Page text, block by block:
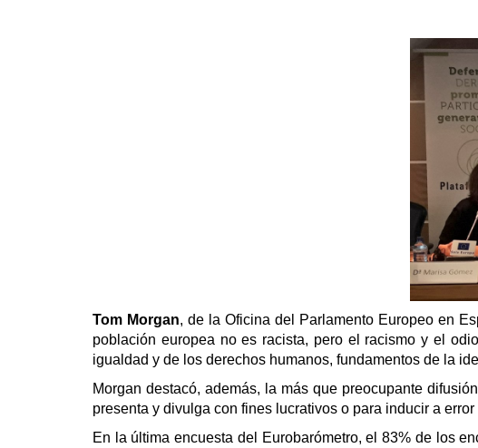
Tom Morgan, de la Oficina del Parlamento Europeo en
población europea no es racista, pero el racismo y el
igualdad y de los derechos humanos, fundamentos de la
Morgan destacó, además, la más que preocupante
presenta y divulga con fines lucrativos o para inducir a
En la última encuesta del Eurobarómetro, el 83% de los